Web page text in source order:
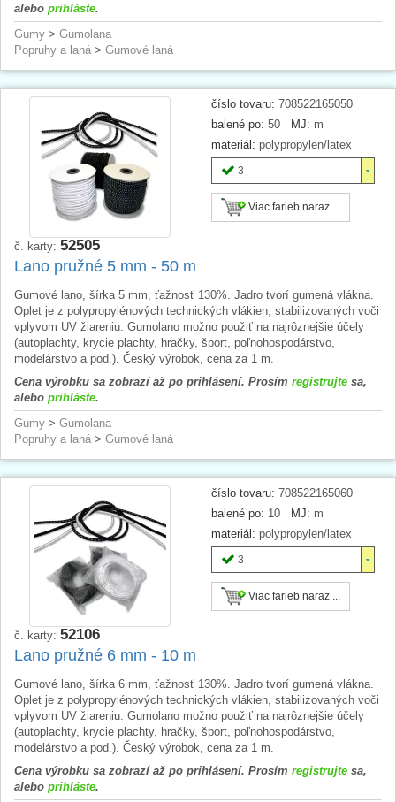
alebo prihláste.
Gumy > Gumolana
Popruhy a laná > Gumové laná
číslo tovaru: 708522165050
balené po: 50 MJ: m
materiál: polypropylen/latex
3
Viac farieb naraz ...
č. karty: 52505
Lano pružné 5 mm - 50 m
Gumové lano, šírka 5 mm, ťažnosť 130%. Jadro tvorí gumená vlákna.
Oplet je z polypropylénových technických vlákien, stabilizovaných voči
vplyvom UV žiareniu. Gumolano možno použiť na najrôznejšie účely
(autoplachty, krycie plachty, hračky, šport, poľnohospodárstvo,
modelárstvo a pod.). Český výrobok, cena za 1 m.
Cena výrobku sa zobrazí až po prihlásení. Prosím registrujte sa,
alebo prihláste.
Gumy > Gumolana
Popruhy a laná > Gumové laná
číslo tovaru: 708522165060
balené po: 10 MJ: m
materiál: polypropylen/latex
3
Viac farieb naraz ...
č. karty: 52106
Lano pružné 6 mm - 10 m
Gumové lano, šírka 6 mm, ťažnosť 130%. Jadro tvorí gumená vlákna.
Oplet je z polypropylénových technických vlákien, stabilizovaných voči
vplyvom UV žiareniu. Gumolano možno použiť na najrôznejšie účely
(autoplachty, krycie plachty, hračky, šport, poľnohospodárstvo,
modelárstvo a pod.). Český výrobok, cena za 1 m.
Cena výrobku sa zobrazí až po prihlásení. Prosím registrujte sa,
alebo prihláste.